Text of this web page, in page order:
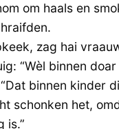
om haals en
zag hai
“Wèl binnen
binnen kinder
schonken het,
is.”